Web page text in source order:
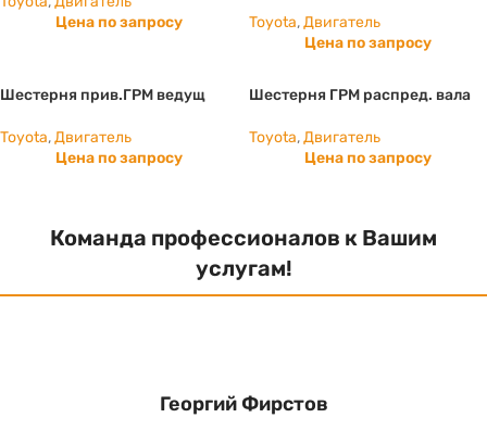
Цена по запросу
Toyota,Двигатель
Цена по запросу
Шестерня прив.ГРМ ведущ
Toyota,Двигатель
Цена по запросу
Шестерня ГРМ распред. вала
Toyota,Двигатель
Цена по запросу
Команда профессионалов к Вашим
услугам!
Георгий Фирстов